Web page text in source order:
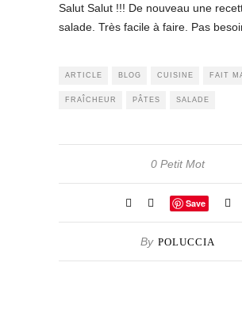
Salut Salut !!! De nouveau une
salade. Très facile à faire. Pas
ARTICLE BLOG CUISINE FAIT
FRAÎCHEUR PÂTES SALADE
0 Petit Mot
Save
By POLUCCIA